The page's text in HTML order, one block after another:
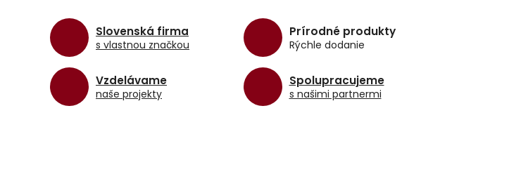
Slovenská firma
s vlastnou značkou
Prírodné produkty
Rýchle dodanie
Vzdelávame
naše projekty
Spolupracujeme
s našimi partnermi